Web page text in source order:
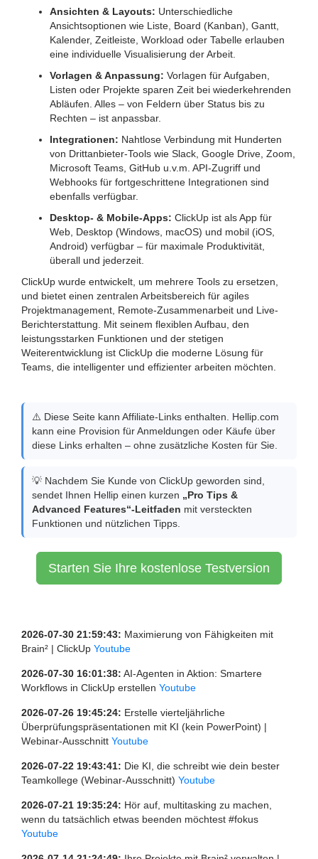
Ansichten & Layouts: Unterschiedliche
Ansichtsoptionen wie Liste, Board (Kanban), Gantt,
Kalender, Zeitleiste, Workload oder Tabelle erlauben
eine individuelle Visualisierung der Arbeit.
Vorlagen & Anpassung: Vorlagen für Aufgaben,
Listen oder Projekte sparen Zeit bei wiederkehrenden
Abläufen. Alles – von Feldern über Status bis zu
Rechten – ist anpassbar.
Integrationen: Nahtlose Verbindung mit Hunderten
von Drittanbieter-Tools wie Slack, Google Drive, Zoom,
Microsoft Teams, GitHub u.v.m. API-Zugriff und
Webhooks für fortgeschrittene Integrationen sind
ebenfalls verfügbar.
Desktop- & Mobile-Apps: ClickUp ist als App für
Web, Desktop (Windows, macOS) und mobil (iOS,
Android) verfügbar – für maximale Produktivität,
überall und jederzeit.
ClickUp wurde entwickelt, um mehrere Tools zu ersetzen,
und bietet einen zentralen Arbeitsbereich für agiles
Projektmanagement, Remote-Zusammenarbeit und Live-
Berichterstattung. Mit seinem flexiblen Aufbau, den
leistungsstarken Funktionen und der stetigen
Weiterentwicklung ist ClickUp die moderne Lösung für
Teams, die intelligenter und effizienter arbeiten möchten.
⚠️ Diese Seite kann Affiliate-Links enthalten. Hellip.com
kann eine Provision für Anmeldungen oder Käufe über
diese Links erhalten – ohne zusätzliche Kosten für Sie.
💡 Nachdem Sie Kunde von ClickUp geworden sind,
sendet Ihnen Hellip einen kurzen „Pro Tips &
Advanced Features“-Leitfaden mit versteckten
Funktionen und nützlichen Tipps.
Starten Sie Ihre kostenlose Testversion
2026-07-30 21:59:43: Maximierung von Fähigkeiten mit
Brain² | ClickUp Youtube
2026-07-30 16:01:38: AI-Agenten in Aktion: Smartere
Workflows in ClickUp erstellen Youtube
2026-07-26 19:45:24: Erstelle vierteljährliche
Überprüfungspräsentationen mit KI (kein PowerPoint) |
Webinar-Ausschnitt Youtube
2026-07-22 19:43:41: Die KI, die schreibt wie dein bester
Teamkollege (Webinar-Ausschnitt) Youtube
2026-07-21 19:35:24: Hör auf, multitasking zu machen,
wenn du tatsächlich etwas beenden möchtest #fokus
Youtube